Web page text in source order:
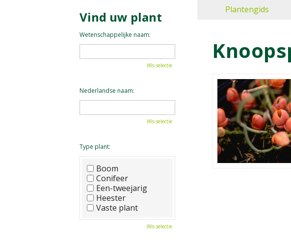
Plantengids
Vind uw plant
Wetenschappelijke naam:
Wis selectie
Nederlandse naam:
Wis selectie
Type plant:
Boom
Conifeer
Een-tweejarig
Heester
Vaste plant
Wis selectie